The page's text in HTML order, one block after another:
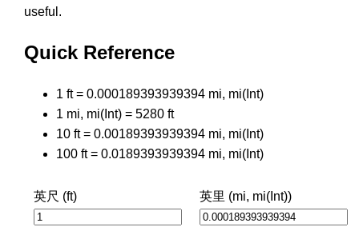
useful.
Quick Reference
1 ft = 0.000189393939394 mi, mi(Int)
1 mi, mi(Int) = 5280 ft
10 ft = 0.00189393939394 mi, mi(Int)
100 ft = 0.0189393939394 mi, mi(Int)
英尺 (ft) 英里 (mi, mi(Int))